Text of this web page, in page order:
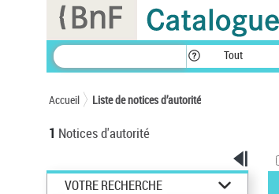
Tout
Accueil Liste de notices d’autorité
1 Notices d'autorité
VOTRE RECHERCHE
Panneau de gestion des cookies